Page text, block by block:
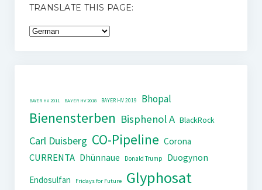
TRANSLATE THIS PAGE:
BAYER HV 2011 BAYER HV 2018 BAYER HV 2019 Bhopal
Bienensterben Bisphenol A BlackRock
Carl Duisberg CO-Pipeline Corona
CURRENTA Dhünnaue Donald Trump
Duogynon
Endosulfan
Fridays for Future Glyphosat